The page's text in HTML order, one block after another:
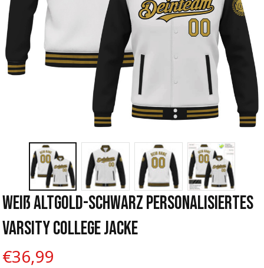
Weiß Altgold-Schwarz Personalisiertes
Varsity College Jacke
€36,99